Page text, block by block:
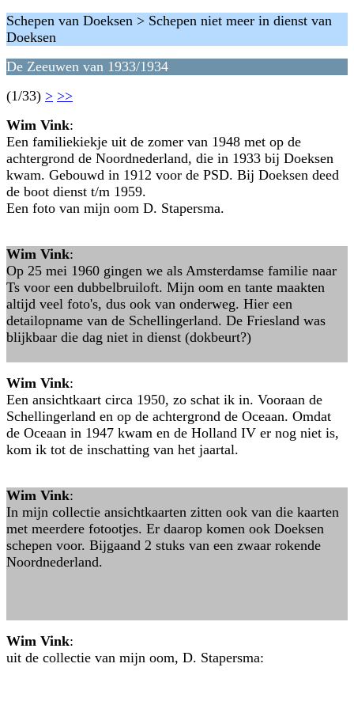
Schepen van Doeksen > Schepen niet meer in dienst van
Doeksen
De Zeeuwen van 1933/1934
(1/33) > >>
Wim Vink:
Een familiekiekje uit de zomer van 1948 met op de
achtergrond de Noordnederland, die in 1933 bij Doeksen
kwam. Gebouwd in 1912 voor de PSD. Bij Doeksen deed
de boot dienst t/m 1959.
Een foto van mijn oom D. Stapersma.
Wim Vink:
Op 25 mei 1960 gingen we als Amsterdamse familie naar
Ts voor een dubbelbruiloft. Mijn oom en tante maakten
altijd veel foto's, dus ook van onderweg. Hier een
detailopname van de Schellingerland. De Friesland was
blijkbaar die dag niet in dienst (dokbeurt?)
Wim Vink:
Een ansichtkaart circa 1950, zo schat ik in. Vooraan de
Schellingerland en op de achtergrond de Oceaan. Omdat
de Oceaan in 1947 kwam en de Holland IV er nog niet is,
kom ik tot de inschatting van het jaartal.
Wim Vink:
In mijn collectie ansichtkaarten zitten ook van die kaarten
met meerdere fotootjes. Er daarop komen ook Doeksen
schepen voor. Bijgaand 2 stuks van een zwaar rokende
Noordnederland.
Wim Vink:
uit de collectie van mijn oom, D. Stapersma: